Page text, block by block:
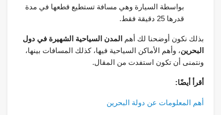
بواسطة السيارة وهي مسافة تستطيع قطعها في مدة
قدرها 25 دقيقة فقط.
بذلك نكون أوضحنا لك أهم
المدن السياحية الشهيرة في دول
البحرين، وأهم الأماكن السياحية فيها، كذلك المسافات بينها،
ونتمنى أن تكون استفدت من المقال.
أقرأ أيضًا:
أهم المعلومات عن دولة البحرين